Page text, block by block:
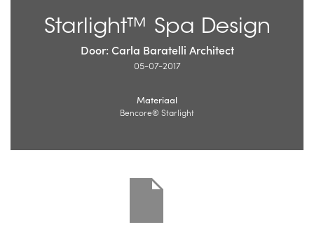
Starlight™ Spa Design
Door: Carla Baratelli Architect
05-07-2017
Materiaal
Bencore® Starlight